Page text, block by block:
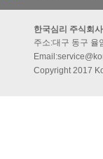
한국심리 주식회사
주소:대구 동구 율
Copyright 2017